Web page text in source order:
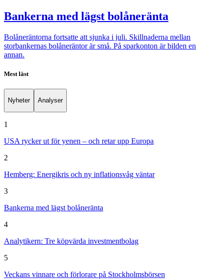
Bankerna med lägst bolåneränta
Bolåneräntorna fortsatte att sjunka i juli. Skillnaderna mellan
storbankernas bolåneräntor är små. På sparkonton är bilden en
annan.
Mest läst
Nyheter Analyser
1
USA rycker ut för yenen – och retar upp Europa
2
Hemberg: Energikris och ny inflationsvåg väntar
3
Bankerna med lägst bolåneränta
4
Analytikern: Tre köpvärda investmentbolag
5
Veckans vinnare och förlorare på Stockholmsbörsen